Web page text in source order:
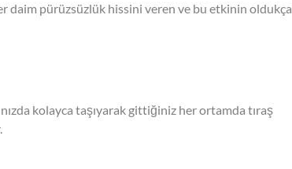
daim pürüzsüzlük hissini veren ve bu etkinin oldukça
kolayca taşıyarak gittiğiniz her ortamda tıraş